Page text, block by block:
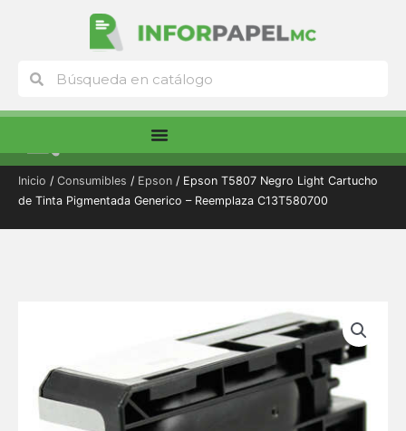
Buscar
Inicio / Consumibles / Epson / Epson T5807 Negro Light Cartucho
de Tinta Pigmentada Generico – Reemplaza C13T580700